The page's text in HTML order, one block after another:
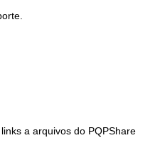
a arquivos do PQPShare